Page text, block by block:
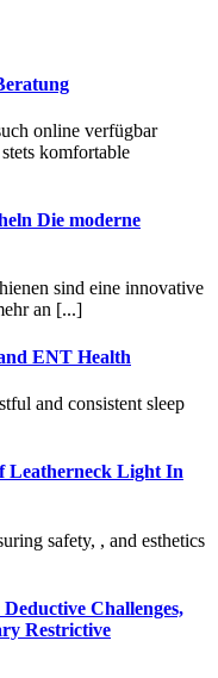
online verfügbar
komfortable
Die moderne
sind eine innovative
an [...]
ENT Health
and consistent sleep
Leatherneck Light In
safety, , and esthetics
Challenges,
Restrictive